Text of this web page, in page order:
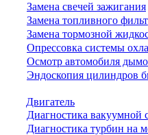
Замена свечей зажигания
Замена топливного
Замена тормозной
Опрессовка системы
Осмотр автомобиля
Эндоскопия цилиндров
Двигатель
Диагностика вакуумной
Диагностика турбин на